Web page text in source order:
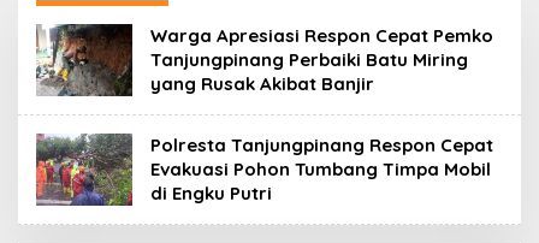
Warga Apresiasi Respon Cepat Pemko
Tanjungpinang Perbaiki Batu Miring
yang Rusak Akibat Banjir
Polresta Tanjungpinang Respon Cepat
Evakuasi Pohon Tumbang Timpa Mobil
di Engku Putri